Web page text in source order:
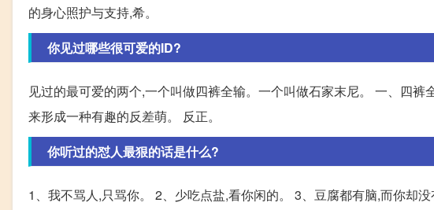
的身心照护与支持,希。
你见过哪些很可爱的ID?
见过的最可爱的两个,一个叫做四裤全输。一个叫做石家末尼。 一、四
来形成一种有趣的反差萌。 反正。
你听过的怼人最狠的话是什么?
1、我不骂人,只骂你。 2、少吃点盐,看你闲的。 3、豆腐都有脑,而你却